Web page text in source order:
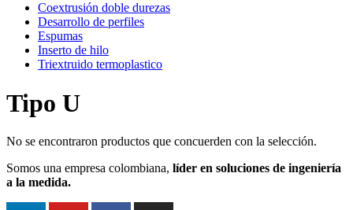
Coextrusión doble durezas
Desarrollo de perfiles
Espumas
Inserto de hilo
Triextruido termoplastico
Tipo U
No se encontraron productos que concuerden con la selección.
Somos una empresa colombiana, líder en soluciones de ingeniería
a la medida.